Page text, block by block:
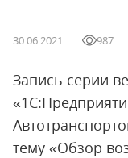
30.06.2021 987
Запись серии
тему «Обзор